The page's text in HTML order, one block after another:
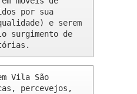
por sua
e serem
surgimento de
Vila São
percevejos,